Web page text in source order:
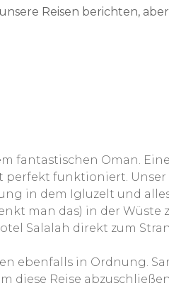
Reisen berichten,
fantastischen Oman.
perfekt funktioniert.
in dem Igluzelt und
man das) in der Wüste
Salalah direkt zum
ebenfalls in Ordnung.
diese Reise